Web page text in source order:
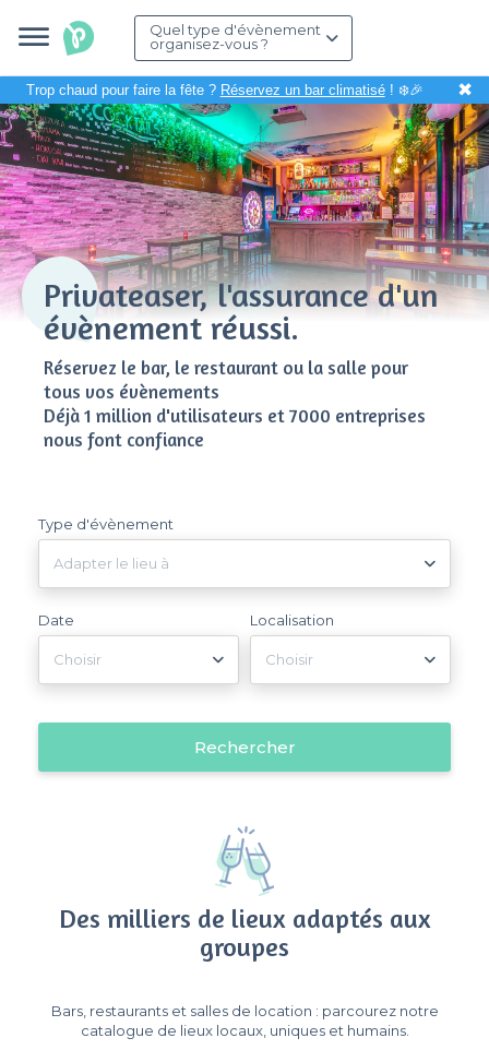
Quel type d'évènement
organisez-vous ?
Trop chaud pour faire la fête ? Réservez un bar climatisé! ❄️🎉 ✖
Privateaser, l'assurance d'un
évènement réussi.
Réservez le bar, le restaurant ou la salle pour
tous vos évènements
Déjà 1 million d'utilisateurs et 7000 entreprises
nous font confiance
Type d'évènement
Adapter le lieu à
Date
Choisir
Localisation
Choisir
Rechercher
Des milliers de lieux adaptés aux
groupes
Bars, restaurants et salles de location : parcourez notre
catalogue de lieux locaux, uniques et humains.